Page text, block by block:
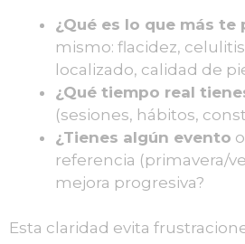
¿Qué es lo que más te
mismo: flacidez,
localizado, calidad de
¿Qué tiempo real
(sesiones, hábitos,
¿Tienes algún evento
referencia (primavera/
mejora progresiva?
Esta claridad evita